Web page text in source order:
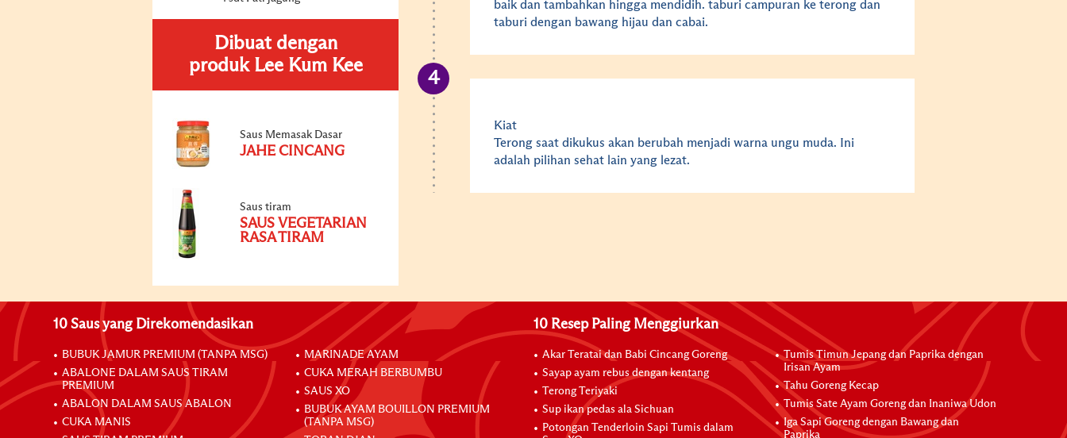
Dibuat dengan
produk Lee Kum Kee
Saus Memasak Dasar
JAHE CINCANG
Saus tiram
SAUS VEGETARIAN
RASA TIRAM
baik dan tambahkan hingga mendidih. taburi campuran ke terong dan
taburi dengan bawang hijau dan cabai.
Kiat
Terong saat dikukus akan berubah menjadi warna ungu muda. Ini
adalah pilihan sehat lain yang lezat.
10 Saus yang Direkomendasikan
BUBUK JAMUR PREMIUM (TANPA MSG)
ABALONE DALAM SAUS TIRAM
PREMIUM
ABALON DALAM SAUS ABALON
CUKA MANIS
MARINADE AYAM
CUKA MERAH BERBUMBU
SAUS XO
BUBUK AYAM BOUILLON PREMIUM
(TANPA MSG)
10 Resep Paling Menggiurkan
Akar Teratai dan Babi Cincang Goreng
Sayap ayam rebus dengan kentang
Terong Teriyaki
Sup ikan pedas ala Sichuan
Potongan Tenderloin Sapi Tumis dalam
Tumis Timun Jepang dan Paprika dengan
Irisan Ayam
Tahu Goreng Kecap
Tumis Sate Ayam Goreng dan Inaniwa Udon
Iga Sapi Goreng dengan Bawang dan
Paprika